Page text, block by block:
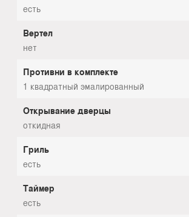
есть
Вертел
нет
Противни в комплекте
1 квадратный эмалированный
Открывание дверцы
откидная
Гриль
есть
Таймер
есть